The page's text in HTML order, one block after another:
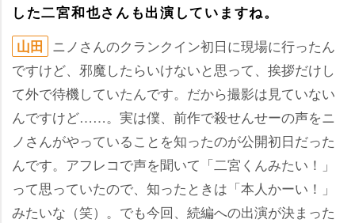
した二宮和也さんも出演していますね。
山田 ニノさんのクランクイン初日に現場に行ったん
ですけど、邪魔したらいけないと思って、挨拶だけし
て外で待機していたんです。だから撮影は見ていない
んですけど……。実は僕、前作で殺せんせーの声をニ
ノさんがやっていることを知ったのが公開初日だった
んです。アフレコで声を聞いて「二宮くんみたい！」
って思っていたので、知ったときは「本人かーい！」
みたいな（笑）。でも今回、続編への出演が決まった